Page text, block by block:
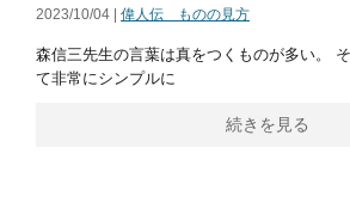
2023/10/04 | 偉人伝 ものの見方
森信三先生の言葉は真をつくものが多い。
て非常にシンプルに
続きを見る